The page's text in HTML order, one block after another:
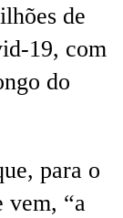
de
19, com
do
para o
vem, “a